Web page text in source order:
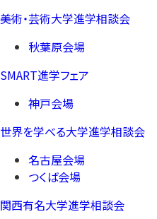
美術・芸術大学進学相談会
秋葉原会場
SMART進学フェア
神戸会場
世界を学べる大学進学相談会
名古屋会場
つくば会場
関西有名大学進学相談会